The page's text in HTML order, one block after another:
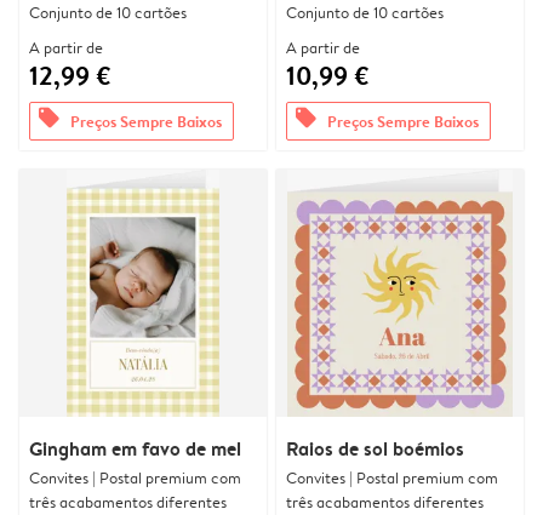
Conjunto de 10 cartões
A partir de
12,99 €
offers Preços Sempre Baixos
Conjunto de 10 cartões
A partir de
10,99 €
offers Preços Sempre Baixos
Gingham em favo de mel
Convites | Postal premium com
três acabamentos diferentes
Raios de sol boémios
Convites | Postal premium com
três acabamentos diferentes